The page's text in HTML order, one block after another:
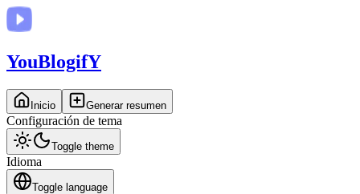
YouBlogifY
Inicio Generar resumen
Configuración de tema
Toggle theme
Idioma
Toggle language